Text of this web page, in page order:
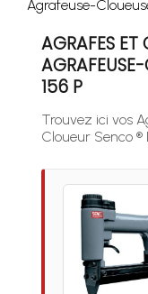
Agrafeuse-
AGRAFES ET
156 P
Trouvez ici vos
Cloueur Senco ®